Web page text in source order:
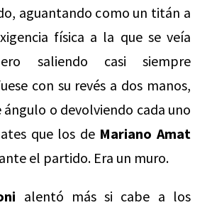
aguantando como un titán a
física a la que se veía
saliendo casi siempre
con su revés a dos manos,
o devolviendo cada uno
que los de Mariano Amat
el partido. Era un muro.
alentó más si cabe a los